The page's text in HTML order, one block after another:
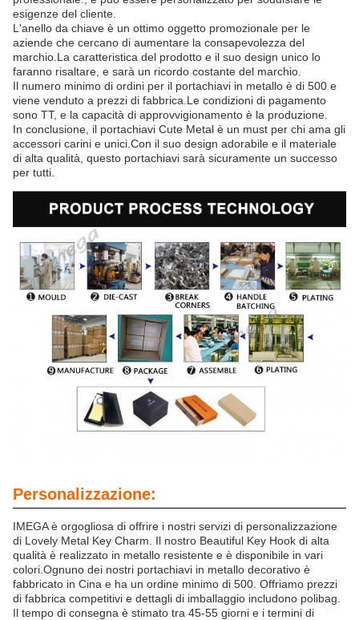
esigenze del cliente.
L'anello da chiave è un ottimo oggetto promozionale per le
aziende che cercano di aumentare la consapevolezza del
marchio.La caratteristica del prodotto e il suo design unico lo
faranno risaltare, e sarà un ricordo costante del marchio.
Il numero minimo di ordini per il portachiavi in metallo è di 500 e
viene venduto a prezzi di fabbrica.Le condizioni di pagamento
sono TT, e la capacità di approvvigionamento è la produzione.
In conclusione, il portachiavi Cute Metal è un must per chi ama gli
accessori carini e unici.Con il suo design adorabile e il materiale
di alta qualità, questo portachiavi sarà sicuramente un successo
per tutti.
Personalizzazione:
IMEGA è orgogliosa di offrire i nostri servizi di personalizzazione
di Lovely Metal Key Charm. Il nostro Beautiful Key Hook di alta
qualità è realizzato in metallo resistente e è disponibile in vari
colori.Ognuno dei nostri portachiavi in metallo decorativo è
fabbricato in Cina e ha un ordine minimo di 500. Offriamo prezzi
di fabbrica competitivi e dettagli di imballaggio includono polibag.
Il tempo di consegna è stimato tra 45-55 giorni e i termini di